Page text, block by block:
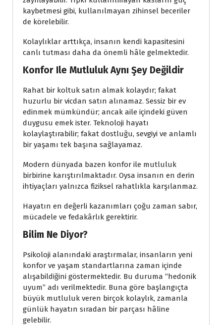
kaybetmesi gibi, kullanılmayan zihinsel beceriler
de körelebilir.
Kolaylıklar arttıkça, insanın kendi kapasitesini
canlı tutması daha da önemli hâle gelmektedir.
Konfor Ile Mutluluk Aynı Şey Değildir
Rahat bir koltuk satın almak kolaydır; fakat
huzurlu bir vicdan satın alınamaz. Sessiz bir ev
edinmek mümkündür; ancak aile içindeki güven
duygusu emek ister. Teknoloji hayatı
kolaylaştırabilir; fakat dostluğu, sevgiyi ve anlamlı
bir yaşamı tek başına sağlayamaz.
Modern dünyada bazen konfor ile mutluluk
birbirine karıştırılmaktadır. Oysa insanın en derin
ihtiyaçları yalnızca fiziksel rahatlıkla karşılanmaz.
Hayatın en değerli kazanımları çoğu zaman sabır,
mücadele ve fedakârlık gerektirir.
Bilim Ne Diyor?
Psikoloji alanındaki araştırmalar, insanların yeni
konfor ve yaşam standartlarına zaman içinde
alışabildiğini göstermektedir. Bu duruma “hedonik
uyum” adı verilmektedir. Buna göre başlangıçta
büyük mutluluk veren birçok kolaylık, zamanla
günlük hayatın sıradan bir parçası hâline
gelebilir.